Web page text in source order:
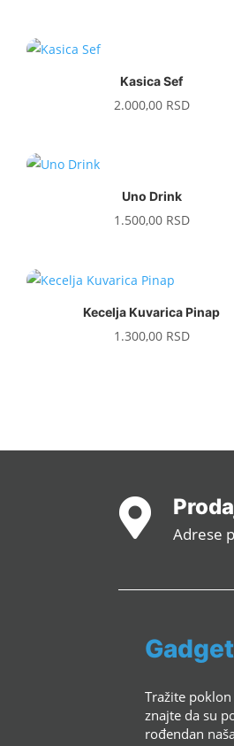
Kasica Sef
2.000,00 RSD
Uno Drink
1.500,00 RSD
Kecelja Kuvarica Pinap
1.300,00 RSD
 Adrese
Tražite
znajte da su
rođendan